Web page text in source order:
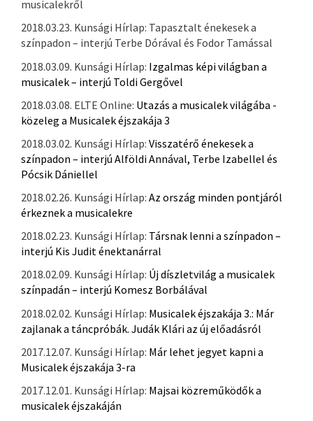
musicalekről
2018.03.23. Kunsági Hírlap: Tapasztalt énekesek a
színpadon – interjú Terbe Dórával és Fodor Tamással
2018.03.09. Kunsági Hírlap: Izgalmas képi világban a
musicalek – interjú Toldi Gergővel
2018.03.08. ELTE Online: Utazás a musicalek világába -
közeleg a Musicalek éjszakája 3
2018.03.02. Kunsági Hírlap: Visszatérő énekesek a
színpadon – interjú Alföldi Annával, Terbe Izabellel és
Pócsik Dániellel
2018.02.26. Kunsági Hírlap: Az ország minden pontjáról
érkeznek a musicalekre
2018.02.23. Kunsági Hírlap: Társnak lenni a színpadon –
interjú Kis Judit énektanárral
2018.02.09. Kunsági Hírlap: Új díszletvilág a musicalek
színpadán – interjú Komesz Borbálával
2018.02.02. Kunsági Hírlap: Musicalek éjszakája 3.: Már
zajlanak a táncpróbák. Judák Klári az új előadásról
2017.12.07. Kunsági Hírlap: Már lehet jegyet kapni a
Musicalek éjszakája 3-ra
2017.12.01. Kunsági Hírlap: Majsai közreműködők a
musicalek éjszakáján